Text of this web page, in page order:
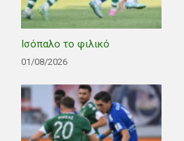
Ισόπαλο το φιλικό
01/08/2026